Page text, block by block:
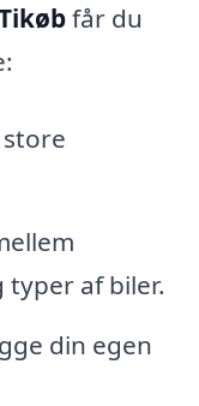
får du
af biler.
din egen